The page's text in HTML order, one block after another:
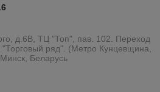
д.6В, ТЦ "Топ", пав. 102. Переход
ряд". (Метро Кунцевщина,
Беларусь